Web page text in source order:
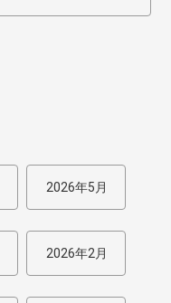
2026年5月
2026年2月